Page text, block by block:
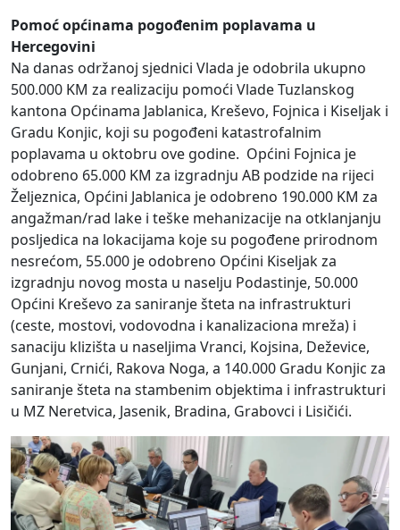
Pomoć općinama pogođenim poplavama u
Hercegovini
Na danas održanoj sjednici Vlada je odobrila ukupno
500.000 KM za realizaciju pomoći Vlade Tuzlanskog
kantona Općinama Jablanica, Kreševo, Fojnica i Kiseljak i
Gradu Konjic, koji su pogođeni katastrofalnim
poplavama u oktobru ove godine. Općini Fojnica je
odobreno 65.000 KM za izgradnju AB podzide na rijeci
Željeznica, Općini Jablanica je odobreno 190.000 KM za
angažman/rad lake i teške mehanizacije na otklanjanju
posljedica na lokacijama koje su pogođene prirodnom
nesrećom, 55.000 je odobreno Općini Kiseljak za
izgradnju novog mosta u naselju Podastinje, 50.000
Općini Kreševo za saniranje šteta na infrastrukturi
(ceste, mostovi, vodovodna i kanalizaciona mreža) i
sanaciju klizišta u naseljima Vranci, Kojsina, Deževice,
Gunjani, Crnići, Rakova Noga, a 140.000 Gradu Konjic za
saniranje šteta na stambenim objektima i infrastrukturi
u MZ Neretvica, Jasenik, Bradina, Grabovci i Lisičići.